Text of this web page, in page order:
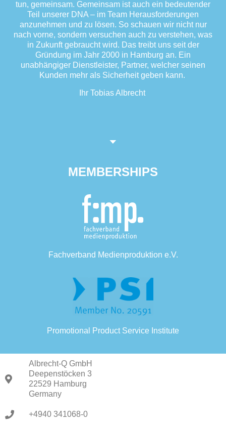
tun, gemeinsam. Gemeinsam ist auch ein bedeutender
Teil unserer DNA – im Team Herausforderungen
anzunehmen und zu lösen. So schauen wir nicht nur
nach vorne, sondern versuchen auch zu verstehen, was
in Zukunft gebraucht wird. Das treibt uns seit der
Gründung im Jahr 2000 in Hamburg an. Ein
unabhängiger Dienstleister, Partner, welcher seinen
Kunden mehr als Sicherheit geben kann.
Ihr Tobias Albrecht
MEMBERSHIPS
Fachverband Medienproduktion e.V.
Promotional Product Service Institute
Albrecht-Q GmbH
Deepenstöcken 3
22529 Hamburg
Germany
+4940 341068-0